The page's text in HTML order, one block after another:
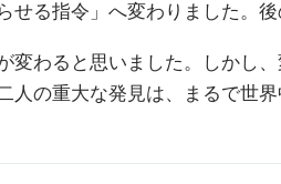
せる指令」へ変わりました。
変わると思いました。しかし
人の重大な発見は、まるで世